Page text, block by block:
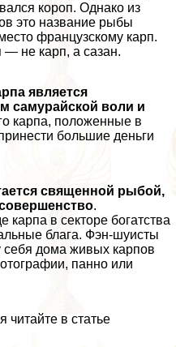
короп. Однако из
это название рыбы
французскому карп.
— не карп, а сазан.
является
самурайской воли и
карпа, положенные в
большие деньги
священной рыбой,
.
в секторе богатства
блага. Фэн-шуисты
себя дома живых карпов
панно или
читайте в статье